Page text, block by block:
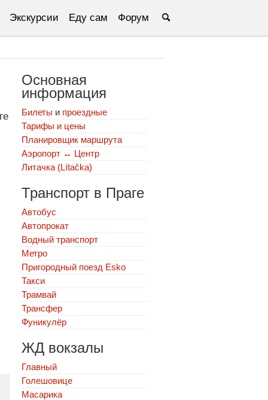
Экскурсии Еду сам Форум
Основная
информация
Билеты и проездные
Тарифы и цены
Планировщик маршрута
Аэропорт ↔ Центр
Литачка (Lítačka)
Транспорт в Праге
Автобус
Автопрокат
Водный транспорт
Метро
Пригородный поезд Esko
Такси
Трамвай
Трансфер
Фуникулёр
ЖД вокзалы
Главный
Голешовице
Масарика